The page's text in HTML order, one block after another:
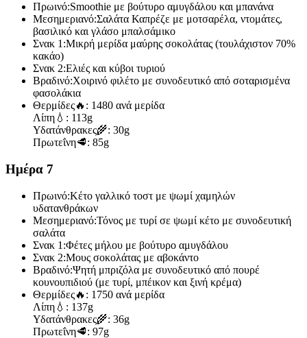
Πρωινό:Smoothie με βούτυρο αμυγδάλου και μπανάνα
Μεσημεριανό:Σαλάτα Καπρέζε με μοτσαρέλα, ντομάτες,
βασιλικό και γλάσο μπαλσάμικο
Σνακ 1:Μικρή μερίδα μαύρης σοκολάτας (τουλάχιστον 70%
κακάο)
Σνακ 2:Ελιές και κύβοι τυριού
Βραδινό:Χοιρινό φιλέτο με συνοδευτικό από σοταρισμένα
φασολάκια
Θερμίδες🔥: 1480 ανά μερίδα
Λίπη 💧: 113g
Υδατάνθρακες🌾: 30g
Πρωτεΐνη🥩: 85g
Ημέρα 7
Πρωινό:Κέτο γαλλικό τοστ με ψωμί χαμηλών
υδατανθράκων
Μεσημεριανό:Τόνος με τυρί σε ψωμί κέτο με συνοδευτική
σαλάτα
Σνακ 1:Φέτες μήλου με βούτυρο αμυγδάλου
Σνακ 2:Μους σοκολάτας με αβοκάντο
Βραδινό:Ψητή μπριζόλα με συνοδευτικό από πουρέ
κουνουπιδιού (με τυρί, μπέικον και ξινή κρέμα)
Θερμίδες🔥: 1750 ανά μερίδα
Λίπη 💧: 137g
Υδατάνθρακες🌾: 36g
Πρωτεΐνη🥩: 97g